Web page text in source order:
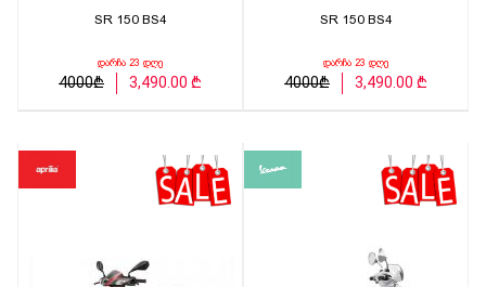
SR 150 BS4
დარჩა 23 დღე
4000₾ 3,490.00 ₾
SR 150 BS4
დარჩა 23 დღე
4000₾ 3,490.00 ₾